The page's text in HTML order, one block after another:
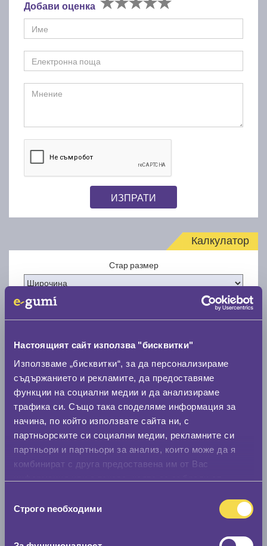
Настоящият сайт използва "бисквитки"
Използваме „бисквитки“, за да персонализираме
съдържанието и рекламите, да предоставяме
функции на социални медии и да анализираме
трафика си. Също така споделяме информация за
начина, по който използвате сайта ни, с
партньорските си социални медии, рекламните си
партньори и партньори за анализ, които може да я
комбинират с друга предоставена им от Вас
наСтрого nеобходими
Добави оценка
ИЗПРАТИ
Калкулатор
Стар размер
Нов размер
Стар размер
0 мм.